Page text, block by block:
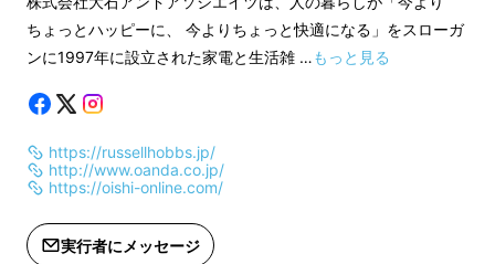
ちょっとハッピーに、 今よりちょっと快適になる」をスローガ
ンに1997年に設立された家電と生活雑 …もっと見る
https://russellhobbs.jp/
http://www.oanda.co.jp/
https://oishi-online.com/
実行者にメッセージ